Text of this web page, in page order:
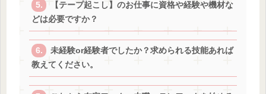
【テープ起こし】のお仕事に資格や経験や機材な
どは必要ですか？
未経験or経験者でしたか？求められる技能あれば
教えてください。